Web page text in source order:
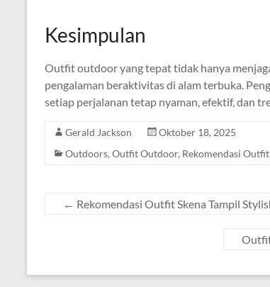
Kesimpulan
Outfit outdoor yang tepat tidak hanya
pengalaman beraktivitas di alam terbuka.
setiap perjalanan tetap nyaman, efektif, dan
Gerald Jackson
Oktober 18, 2025
Outdoors, Outfit Outdoor, Rekomendasi Outfit
← Rekomendasi Outfit Skena Tampil